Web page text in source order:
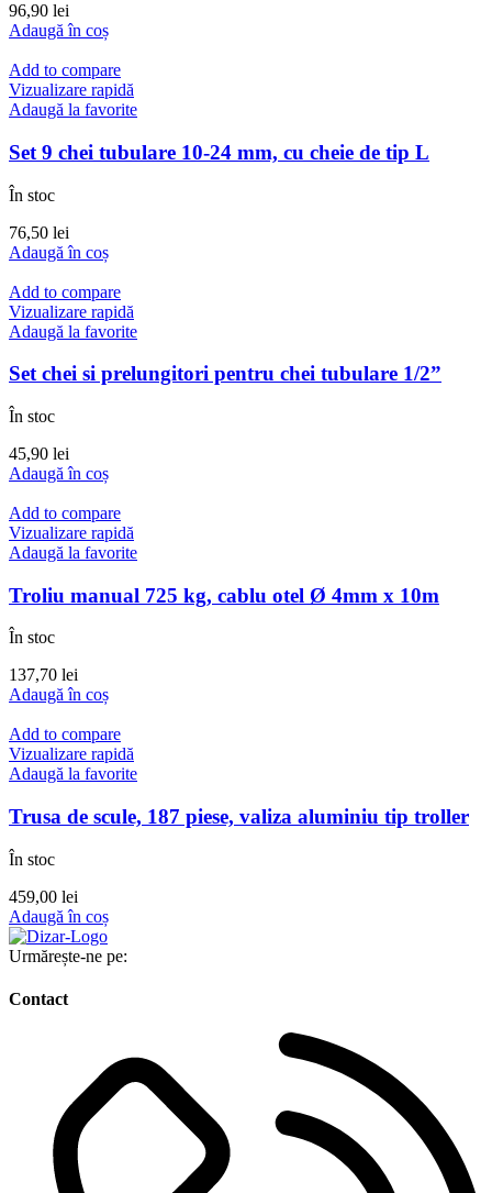
96,90 lei
Adaugă în coș
Add to compare
Vizualizare rapidă
Adaugă la favorite
Set 9 chei tubulare 10-24 mm, cu cheie de tip L
În stoc
76,50 lei
Adaugă în coș
Add to compare
Vizualizare rapidă
Adaugă la favorite
Set chei si prelungitori pentru chei tubulare 1/2”
În stoc
45,90 lei
Adaugă în coș
Add to compare
Vizualizare rapidă
Adaugă la favorite
Troliu manual 725 kg, cablu otel Ø 4mm x 10m
În stoc
137,70 lei
Adaugă în coș
Add to compare
Vizualizare rapidă
Adaugă la favorite
Trusa de scule, 187 piese, valiza aluminiu tip troller
În stoc
459,00 lei
Adaugă în coș
Urmărește-ne pe:
Contact